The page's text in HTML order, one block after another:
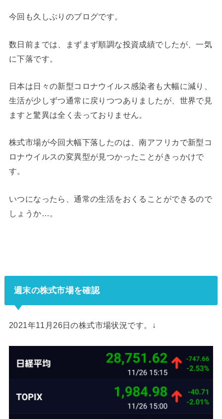
今回も久しぶりのブログです。
数日前までは、まずまず順調な投資成績でしたが、一気
に下落です。
日本は日々の新型コロナウイルス感染者も大幅に減り、
生活が少しずつ通常に戻りつつありましたが、世界で見
ますと驚異は全く去っておりません。
株式市場が今回大幅下落したのは、南アフリカで新型コ
ロナウイルスの変異型が見つかったことがきっかけで
す。
いつになったら、通常の生活をおくることができるので
しょうか…。
週末の株式市場を確認
2021年11月26日の株式市場状況です。↓